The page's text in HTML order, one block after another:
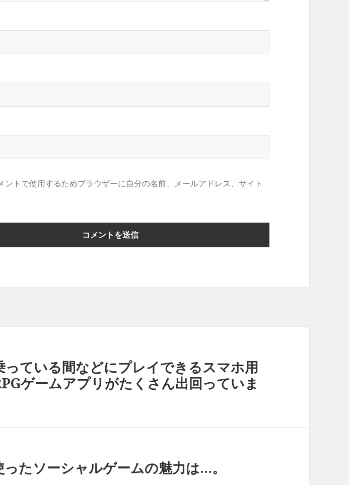
ントで使用するためブラウザーに自分の名前、メールアドレス、サイト
っている間などにプレイできるスマホ用
ゲームアプリがたくさん出回っていま
ったソーシャルゲームの魅力は…。